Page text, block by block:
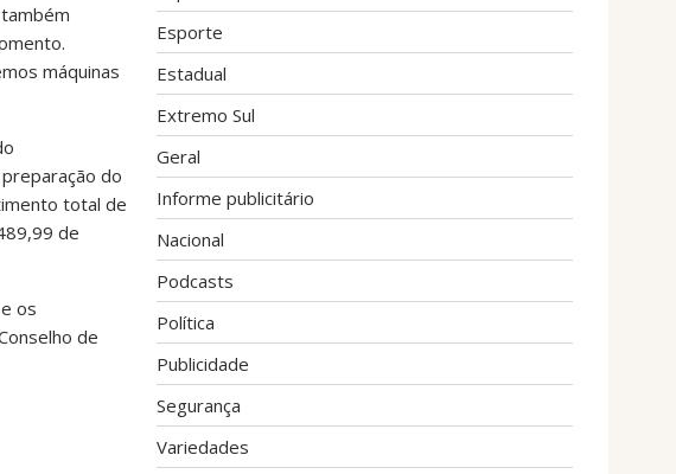
máquinas
do
total de
de
os
de
Esporte
Estadual
Extremo Sul
Geral
Informe publicitário
Nacional
Podcasts
Política
Publicidade
Segurança
Variedades